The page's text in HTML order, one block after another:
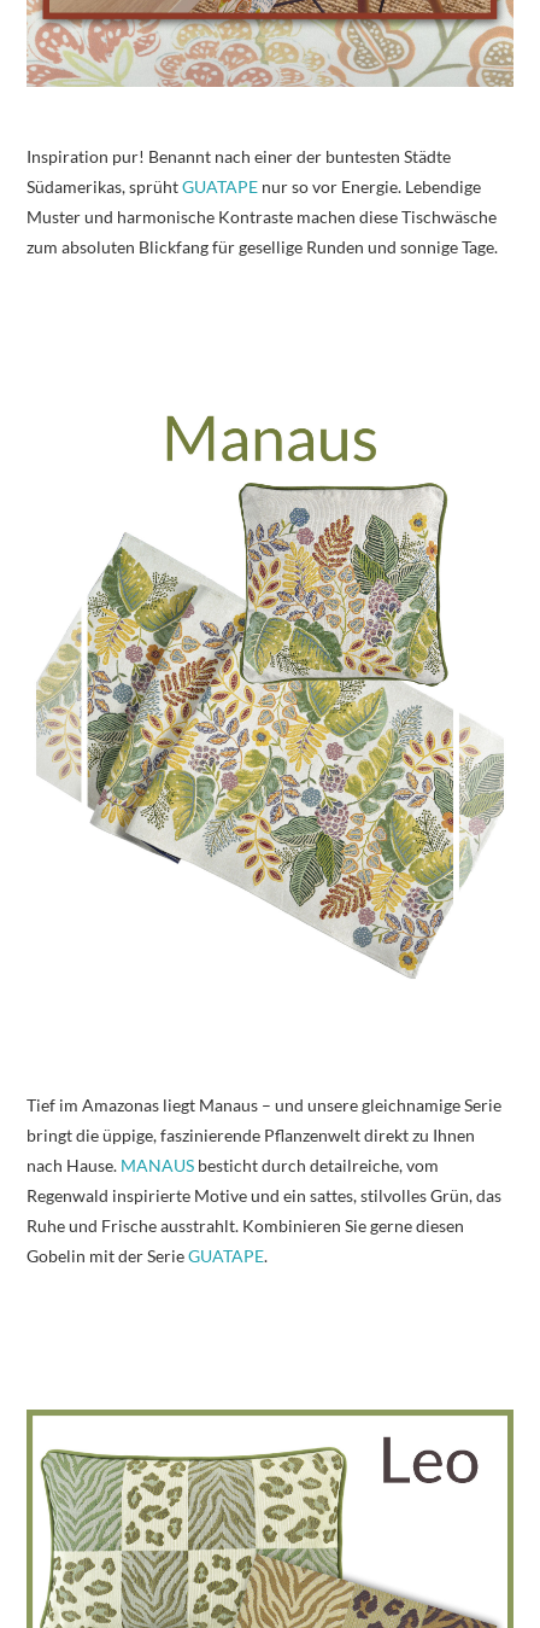
Inspiration pur! Benannt nach einer der buntesten Städte
Südamerikas, sprühtGUATAPE nur so vor Energie. Lebendige
Muster und harmonische Kontraste machen diese Tischwäsche
zum absoluten Blickfang für gesellige Runden und sonnige Tage.
Tief im Amazonas liegt Manaus – und unsere gleichnamige Serie
bringt die üppige, faszinierende Pflanzenwelt direkt zu Ihnen
nach Hause. MANAUS besticht durch detailreiche, vom
Regenwald inspirierte Motive und ein sattes, stilvolles Grün, das
Ruhe und Frische ausstrahlt. Kombinieren Sie gerne diesen
Gobelin mit der SerieGUATAPE.